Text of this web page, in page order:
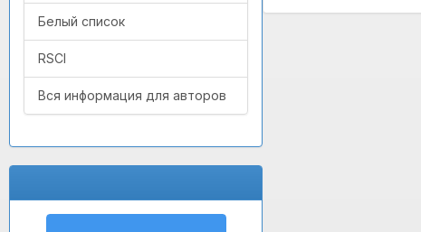
Белый список
RSCI
Вся информация для авторов